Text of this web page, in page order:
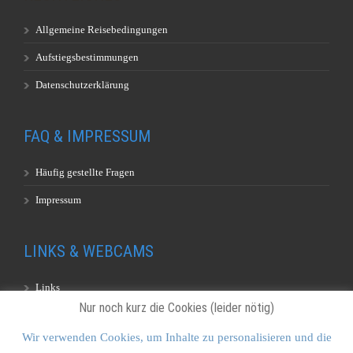
Allgemeine Reisebedingungen
Aufstiegsbestimmungen
Datenschutzerklärung
FAQ & IMPRESSUM
Häufig gestellte Fragen
Impressum
LINKS & WEBCAMS
Links
Nur noch kurz die Cookies (leider nötig)
Wir verwenden Cookies, um Inhalte zu personalisieren und die